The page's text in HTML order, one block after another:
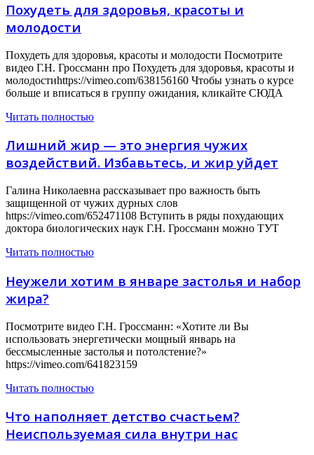
Похудеть для здоровья, красоты и
молодости
Похудеть для здоровья, красоты и молодости Посмотрите
видео Г.Н. Гроссманн про Похудеть для здоровья, красоты и
молодостиhttps://vimeo.com/638156160 Чтобы узнать о курсе
больше и вписаться в группу ожидания, кликайте СЮДА
Читать полностью
Лишний жир — это энергия чужих
воздействий. Избавьтесь, и жир уйдет
Галина Николаевна рассказывает про важность быть
защищенной от чужих дурных слов
https://vimeo.com/652471108 Вступить в ряды похудающих
доктора биологических наук Г.Н. Гроссманн можно ТУТ
Читать полностью
Неужели хотим в январе застолья и набор
жира?
Посмотрите видео Г.Н. Гроссманн: «Хотите ли Вы
использовать энергетически мощный январь на
бессмысленные застолья и потолстение?»
https://vimeo.com/641823159
Читать полностью
Что наполняет детство счастьем?
Неиспользуемая сила внутри нас